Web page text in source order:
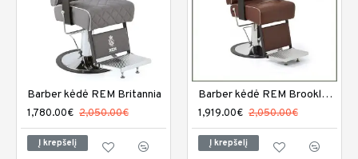
Barber kėdė REM Britannia
1,780.00€ 2,050.00€
Į krepšelį
Barber kėdė REM Brookland
1,919.00€ 2,050.00€
Į krepšelį